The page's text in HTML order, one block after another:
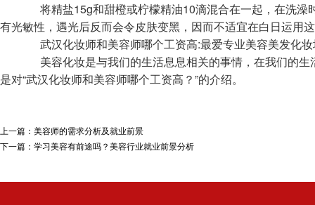
将精盐15g和甜橙或柠檬精油10滴混合在一起，在洗澡
有光敏性，遇光后反而会令皮肤变黑，因而不适宜在白日运用
武汉化妆师和美容师哪个工资高:最爱专业美容美发化妆
美容化妆是与我们的生活息息相关的事情，在我们的生
是对“武汉化妆师和美容师哪个工资高？”的介绍。
上一篇： 美容师的需求分析及就业前景
下一篇： 学习美容有前途吗？美容行业就业前景分析